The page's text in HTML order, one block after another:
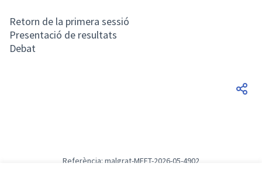
Retorn de la primera sessió
Presentació de resultats
Debat
Referència: malgrat-MEET-2026-05-4902